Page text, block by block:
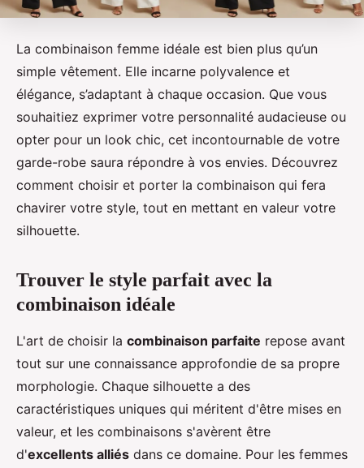
La combinaison femme idéale est bien plus qu’un
simple vêtement. Elle incarne polyvalence et
élégance, s’adaptant à chaque occasion. Que vous
souhaitiez exprimer votre personnalité audacieuse ou
opter pour un look chic, cet incontournable de votre
garde-robe saura répondre à vos envies. Découvrez
comment choisir et porter la combinaison qui fera
chavirer votre style, tout en mettant en valeur votre
silhouette.
Trouver le style parfait avec la
combinaison idéale
L'art de choisir la combinaison parfaite repose avant
tout sur une connaissance approfondie de sa propre
morphologie. Chaque silhouette a des
caractéristiques uniques qui méritent d'être mises en
valeur, et les combinaisons s'avèrent être
d'excellents alliés dans ce domaine. Pour les femmes